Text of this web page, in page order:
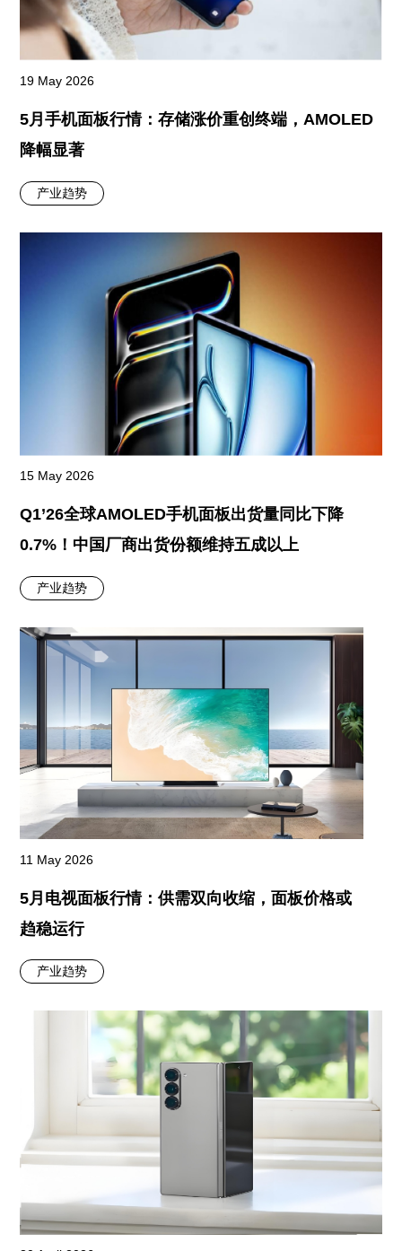
19 May 2026
5月手机面板行情：存储涨价重创终端，AMOLED
降幅显著
产业趋势
15 May 2026
Q1’26全球AMOLED手机面板出货量同比下降
0.7%！中国厂商出货份额维持五成以上
产业趋势
11 May 2026
5月电视面板行情：供需双向收缩，面板价格或
趋稳运行
产业趋势